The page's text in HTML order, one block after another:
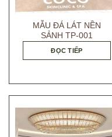
MẪU ĐÁ LÁT NỀN
SẢNH TP-001
ĐỌC TIẾP